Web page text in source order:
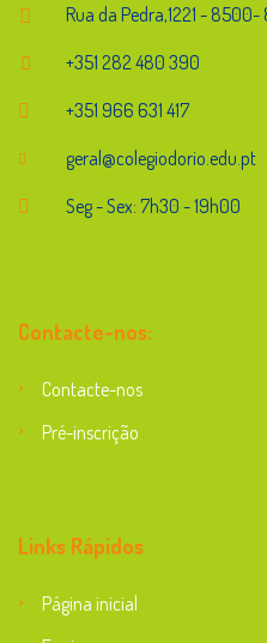
Rua da Pedra,1221 -
+351 282 480 390
+351 966 631 417
geral@colegiodorio.edu.pt
Seg - Sex: 7h30 - 19h00
Contacte-nos:
Contacte-nos
Pré-inscrição
Links Rápidos
Página inicial